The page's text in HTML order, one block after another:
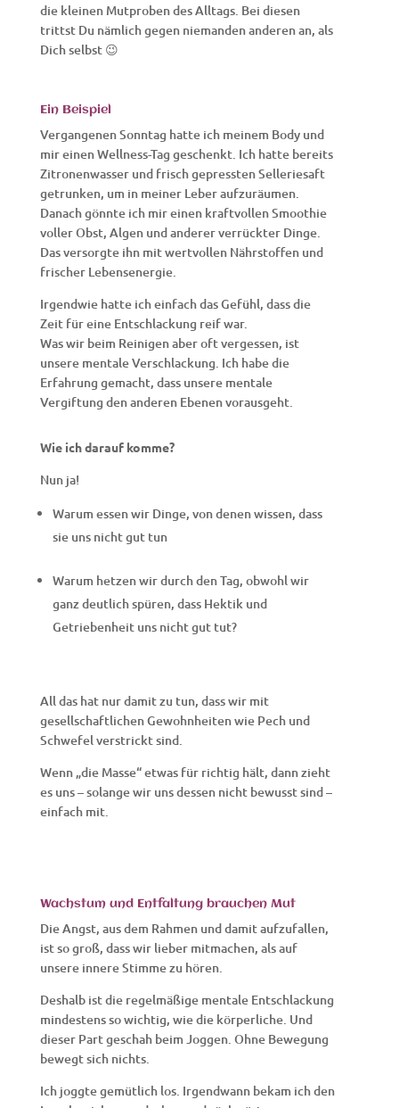
die kleinen Mutproben des Alltags. Bei diesen
trittst Du nämlich gegen niemanden anderen an, als
Dich selbst 😉
Ein Beispiel
Vergangenen Sonntag hatte ich meinem Body und
mir einen Wellness-Tag geschenkt. Ich hatte bereits
Zitronenwasser und frisch gepressten Selleriesaft
getrunken, um in meiner Leber aufzuräumen.
Danach gönnte ich mir einen kraftvollen Smoothie
voller Obst, Algen und anderer verrückter Dinge.
Das versorgte ihn mit wertvollen Nährstoffen und
frischer Lebensenergie.
Irgendwie hatte ich einfach das Gefühl, dass die
Zeit für eine Entschlackung reif war.
Was wir beim Reinigen aber oft vergessen, ist
unsere mentale Verschlackung. Ich habe die
Erfahrung gemacht, dass unsere mentale
Vergiftung den anderen Ebenen vorausgeht.
Wie ich darauf komme?
Nun ja!
Warum essen wir Dinge, von denen wissen, dass
sie uns nicht gut tun
Warum hetzen wir durch den Tag, obwohl wir
ganz deutlich spüren, dass Hektik und
Getriebenheit uns nicht gut tut?
All das hat nur damit zu tun, dass wir mit
gesellschaftlichen Gewohnheiten wie Pech und
Schwefel verstrickt sind.
Wenn „die Masse“ etwas für richtig hält, dann zieht
es uns – solange wir uns dessen nicht bewusst sind –
einfach mit.
Wachstum und Entfaltung brauchen Mut
Die Angst, aus dem Rahmen und damit aufzufallen,
ist so groß, dass wir lieber mitmachen, als auf
unsere innere Stimme zu hören.
Deshalb ist die regelmäßige mentale Entschlackung
mindestens so wichtig, wie die körperliche. Und
dieser Part geschah beim Joggen. Ohne Bewegung
bewegt sich nichts.
Ich joggte gemütlich los. Irgendwann bekam ich den